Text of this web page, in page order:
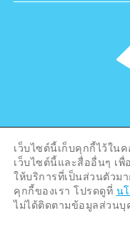
Hiroshima
All
เว็บไซต์นี้เก็บคุกกี้ไว้ใ
เว็บไซต์นี้และสื่ออื่นๆ เ
ให้บริการที่เป็นส่วนตัวม
คุกกี้ของเรา โปรดดูที่ น
ไม่ได้ติดตามข้อมูลส่วนบุ